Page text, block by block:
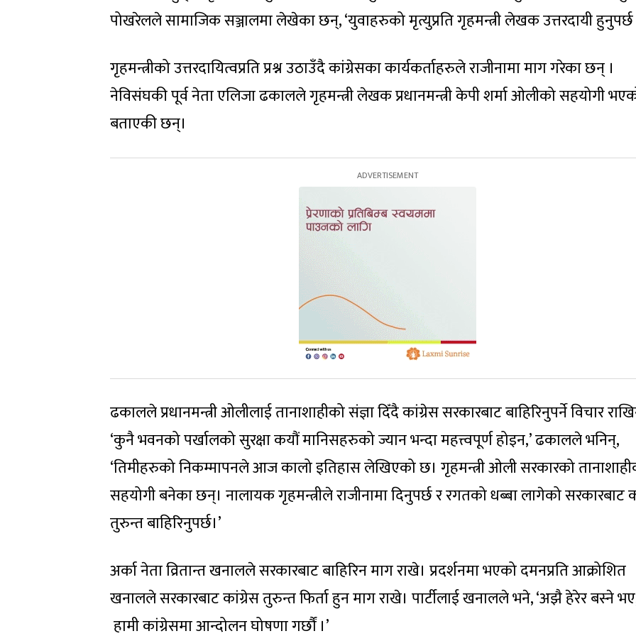
पोखरेलले सामाजिक सञ्जालमा लेखेका छन्, ‘युवाहरुको मृत्युप्रति गृहमन्त्री लेखक उत्तरदायी हुनुपर्छ
गृहमन्त्रीको उत्तरदायित्वप्रति प्रश्न उठाउँदै कांग्रेसका कार्यकर्ताहरुले राजीनामा माग गरेका छन् ।
नेविसंघकी पूर्व नेता एलिजा ढकालले गृहमन्त्री लेखक प्रधानमन्त्री केपी शर्मा ओलीको सहयोगी
बताएकी छन्।
ढकालले प्रधानमन्त्री ओलीलाई तानाशाहीको संज्ञा दिँदै कांग्रेस सरकारबाट बाहिरिनुपर्ने विचार
‘कुनै भवनको पर्खालको सुरक्षा कयौं मानिसहरुको ज्यान भन्दा महत्त्वपूर्ण होइन,’ ढकालले भनिन्,
‘तिमीहरुको निकम्मापनले आज कालो इतिहास लेखिएको छ। गृहमन्त्री ओली सरकारको
सहयोगी बनेका छन्। नालायक गृहमन्त्रीले राजीनामा दिनुपर्छ र रगतको धब्बा लागेको सरकारबाट
तुरुन्त बाहिरिनुपर्छ।’
अर्का नेता व्रितान्त खनालले सरकारबाट बाहिरिन माग राखे। प्रदर्शनमा भएको दमनप्रति आक्रोशित
खनालले सरकारबाट कांग्रेस तुरुन्त फिर्ता हुन माग राखे। पार्टीलाई खनालले भने, ‘अझै हेरेर बस्ने
हामी कांग्रेसमा आन्दोलन घोषणा गर्छौं ।’